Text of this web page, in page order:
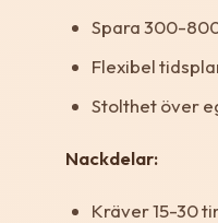
Spara 300-
Flexibel
Stolthet över
Nackdelar:
Kräver 15-30